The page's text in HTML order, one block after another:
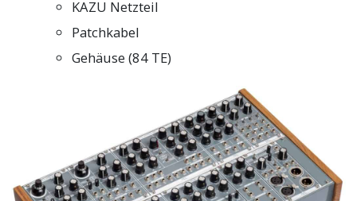
KAZU Netzteil
Patchkabel
Gehäuse (84 TE)